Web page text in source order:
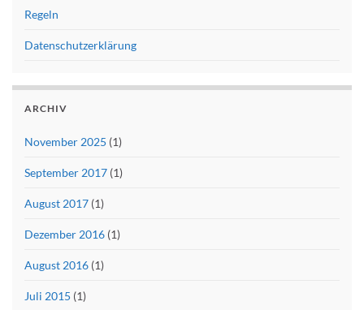
Regeln
Datenschutzerklärung
ARCHIV
November 2025 (1)
September 2017 (1)
August 2017 (1)
Dezember 2016 (1)
August 2016 (1)
Juli 2015 (1)